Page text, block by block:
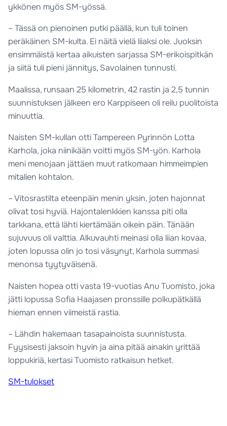
ykkönen myös SM-yössä.
– Tässä on pienoinen putki päällä, kun tuli toinen
peräkäinen SM-kulta. Ei näitä vielä liiaksi ole. Juoksin
ensimmäistä kertaa aikuisten sarjassa SM-erikoispitkän
ja siitä tuli pieni jännitys, Savolainen tunnusti.
Maalissa, runsaan 25 kilometrin, 42 rastin ja 2,5 tunnin
suunnistuksen jälkeen ero Karppiseen oli reilu puolitoista
minuuttia.
Naisten SM-kullan otti Tampereen Pyrinnön Lotta
Karhola, joka niinikään voitti myös SM-yön. Karhola
meni menojaan jättäen muut ratkomaan himmeimpien
mitalien kohtalon.
– Vitosrastilta eteenpäin menin yksin, joten hajonnat
olivat tosi hyviä. Hajontalenkkien kanssa piti olla
tarkkana, että lähti kiertämään oikein päin. Tänään
sujuvuus oli valttia. Alkuvauhti meinasi olla liian kovaa,
joten lopussa olin jo tosi väsynyt, Karhola summasi
menonsa tyytyväisenä.
Naisten hopea otti vasta 19-vuotias Anu Tuomisto, joka
jätti lopussa Sofia Haajasen pronssille polkupätkällä
hieman ennen viimeistä rastia.
– Lähdin hakemaan tasapainoista suunnistusta.
Fyysisesti jaksoin hyvin ja aina pitää ainakin yrittää
loppukiriä, kertasi Tuomisto ratkaisun hetket.
SM-tulokset